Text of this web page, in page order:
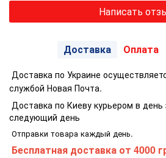
Написать
Доставка Оплата
Доставка по Украине
службой Новая Почта.
Доставка по Киеву курьером в день
следующий день
Отправки товара каждый день.
Бесплатная доставка от 4000